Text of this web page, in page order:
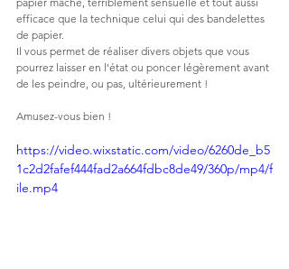
efficace que la technique celui qui des bandelettes
de papier.
Il vous permet de réaliser divers objets que vous
pourrez laisser en l'état ou poncer légèrement avant
de les peindre, ou pas, ultérieurement !
Amusez-vous bien !
https://video.wixstatic.com/video/6260de_b5
1c2d2fafef444fad2a664fdbc8de49/360p/mp4/f
ile.mp4